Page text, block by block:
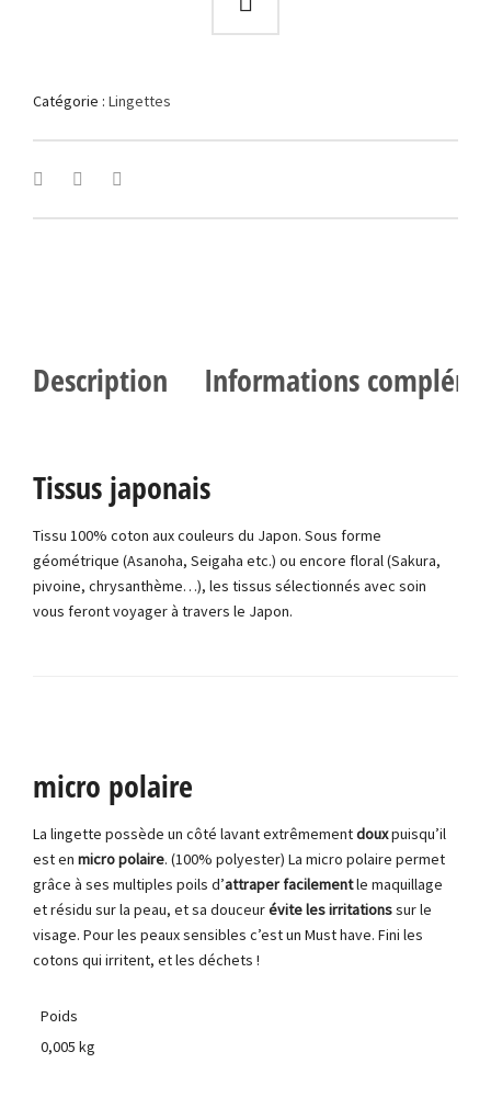
Catégorie : Lingettes
Description Informations
Tissus japonais
Tissu 100% coton aux couleurs du Japon. Sous forme
géométrique (Asanoha, Seigaha etc.) ou encore floral (Sakura,
pivoine, chrysanthème…), les tissus sélectionnés avec soin
vous feront voyager à travers le Japon.
micro polaire
La lingette possède un côté lavant extrêmementdouxpuisqu’il
est en micro polaire. (100% polyester) La micro polaire permet
grâce à ses multiples poils d’attraper facilementle maquillage
et résidu sur la peau, et sa douceurévite les irritationssur le
visage. Pour les peaux sensibles c’est un Must have. Fini les
cotons qui irritent, et les déchets !
Poids
0,005 kg